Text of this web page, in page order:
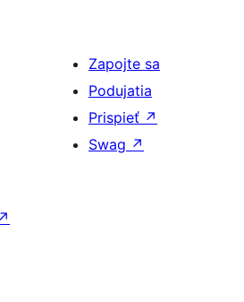
Zapojte sa
Podujatia
Prispieť ↗
Swag ↗
↗